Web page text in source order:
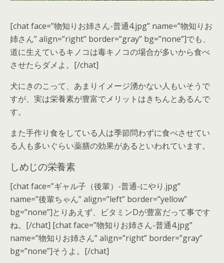
[chat face=”物知りお姉さん-普通4.jpg” name=”物知りお
姉さん” align=”right” border=”gray” bg=”none”]でも、
道に生えているキノコは毒キノコの場合が多いから食べ
させたらダメよ。[/chat]
犬にきのこって、あまりイメージ湧かない人もいそうで
すが、実は栄養素が豊富でメリットはきちんとあるんで
す。
また手作り食をしている人は季節問わずに食べさせてい
る人も多いぐらい薬膳の効果があるといわれています。
しめじの栄養素
[chat face=”ギャル子（後輩）-普通-にやり.jpg”
name=”後輩ちゃん” align=”left” border=”yellow”
bg=”none”]とりあえず、ビタミンDが豊富だって事です
ね。[/chat] [chat face=”物知りお姉さん-普通4.jpg”
name=”物知りお姉さん” align=”right” border=”gray”
bg=”none”]そうよ。[/chat]